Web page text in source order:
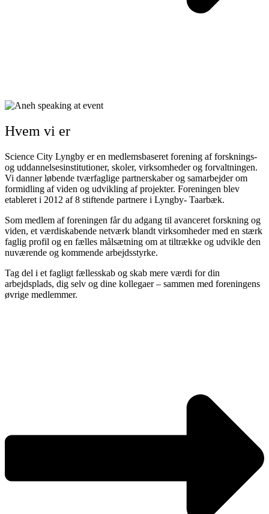
Hvem vi er
Science City Lyngby er en medlemsbaseret forening af forsknings-
og uddannelsesinstitutioner, skoler, virksomheder og forvaltningen.
Vi danner løbende tværfaglige partnerskaber og samarbejder om
formidling af viden og udvikling af projekter. Foreningen blev
etableret i 2012 af 8 stiftende partnere i Lyngby- Taarbæk.
Som medlem af foreningen får du adgang til avanceret forskning og
viden, et værdiskabende netværk blandt virksomheder med en stærk
faglig profil og en fælles målsætning om at tiltrække og udvikle den
nuværende og kommende arbejdsstyrke.
Tag del i et fagligt fællesskab og skab mere værdi for din
arbejdsplads, dig selv og dine kollegaer – sammen med foreningens
øvrige medlemmer.